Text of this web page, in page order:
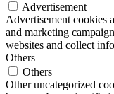
Advertisement
Advertisement cookies
and marketing
websites and collect
Others
Others
Other uncategorized